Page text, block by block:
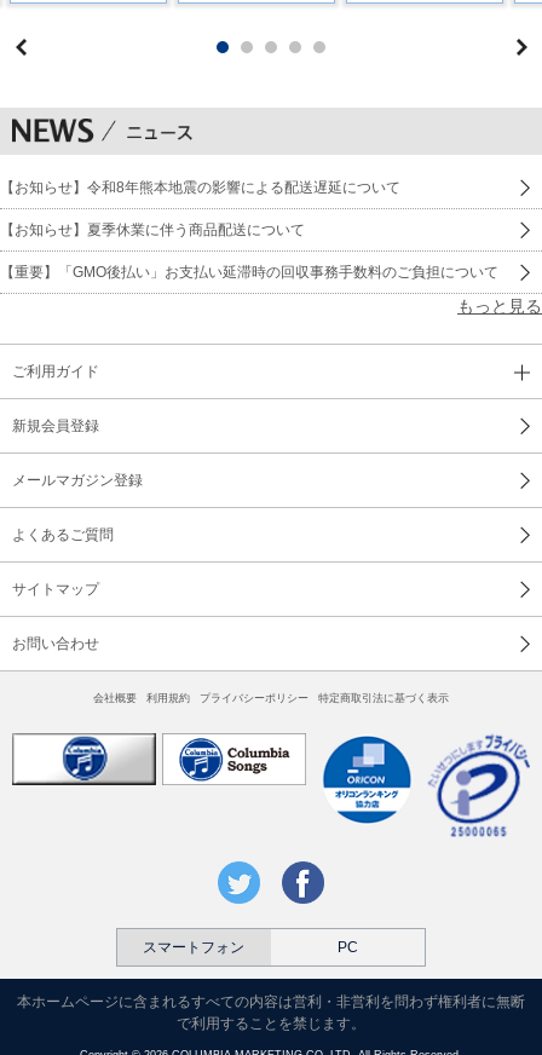
25 Butterfly (木村カエラ)
27 ありがとう (いきものがかり)
28 Let It Go ～ありのままで～ (イディナ・メンゼル／松たか
子)
29 恋 (星野源)
【お知らせ】令和8年熊本地震の影響による配送遅延について
【お知らせ】夏季休業に伴う商品配送について
【重要】「GMO後払い」お支払い延滞時の回収事務手数料のご負担について
もっと見る
ご利用ガイド
新規会員登録
メールマガジン登録
よくあるご質問
サイトマップ
お問い合わせ
会社概要 利用規約 プライバシーポリシー 特定商取引法に基づく表示
スマートフォン PC
本ホームページに含まれるすべての内容は営利・非営利を問わず権利者に無断
で利用することを禁じます。